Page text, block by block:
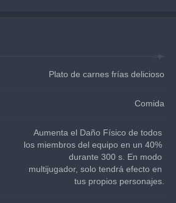
Plato de carnes frías delicioso
Comida
Aumenta el Daño Físico de todos
los miembros del equipo en un 40%
durante 300 s. En modo
multijugador, solo tendrá efecto en
tus propios personajes.